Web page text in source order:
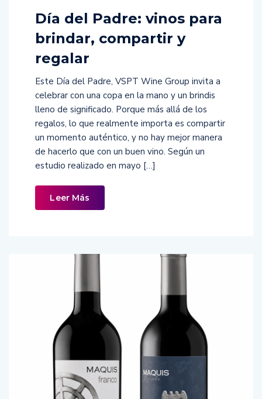
Día del Padre: vinos para
brindar, compartir y
regalar
Este Día del Padre, VSPT Wine Group invita a
celebrar con una copa en la mano y un brindis
lleno de significado. Porque más allá de los
regalos, lo que realmente importa es compartir
un momento auténtico, y no hay mejor manera
de hacerlo que con un buen vino. Según un
estudio realizado en mayo […]
Leer Más